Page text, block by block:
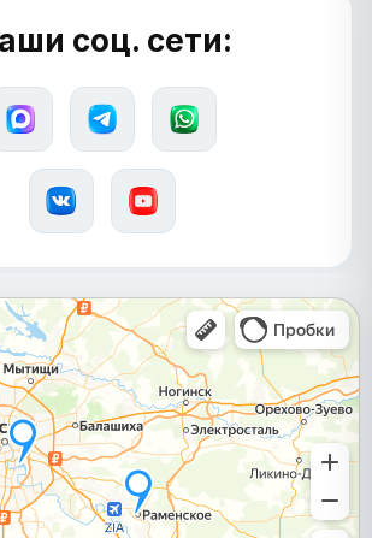
соц. сети: